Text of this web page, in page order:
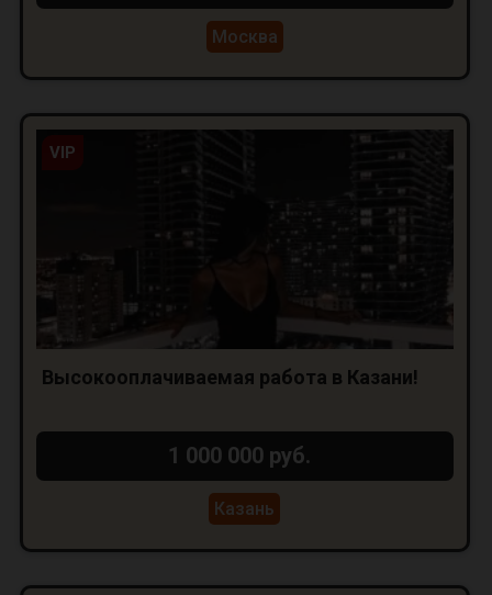
Москва
VIP
Высокооплачиваемая работа в Казани!
1 000 000 руб.
Казань